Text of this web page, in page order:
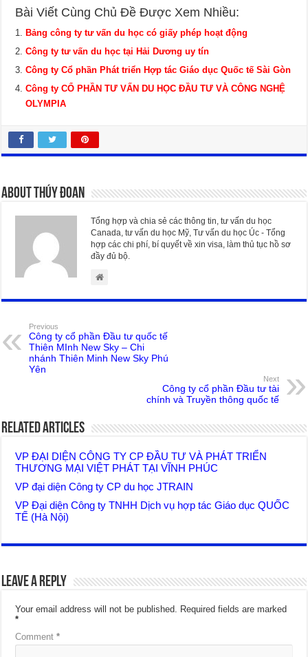
Bài Viết Cùng Chủ Đề Được Xem Nhiều:
Bảng công ty tư vấn du học có giấy phép hoạt động
Công ty tư vấn du học tại Hải Dương uy tín
Công ty Cổ phần Phát triển Hợp tác Giáo dục Quốc tế Sài Gòn
Công ty CỔ PHẦN TƯ VẤN DU HỌC ĐẦU TƯ VÀ CÔNG NGHỆ
OLYMPIA
About Thúy Đoan
Tổng hợp và chia sẻ các thông tin, tư vấn du học
Canada, tư vấn du học Mỹ, Tư vấn du học Úc - Tổng
hợp các chi phí, bí quyết về xin visa, làm thủ tục hồ sơ
đầy đủ bộ.
Previous
Công ty cổ phần Đầu tư quốc tế
Thiên MInh New Sky – Chi
nhánh Thiên Minh New Sky Phú
Yên
Next
Công ty cổ phần Đầu tư tài
chính và Truyền thông quốc tế
Related Articles
VP ĐẠI DIỆN CÔNG TY CP ĐẦU TƯ VÀ PHÁT TRIỂN
THƯƠNG MẠI VIỆT PHÁT TẠI VĨNH PHÚC
VP đại diện Công ty CP du học JTRAIN
VP Đại diện Công ty TNHH Dịch vụ hợp tác Giáo dục QUỐC
TẾ (Hà Nội)
Leave a Reply
Your email address will not be published. Required fields are marked
*
Comment*